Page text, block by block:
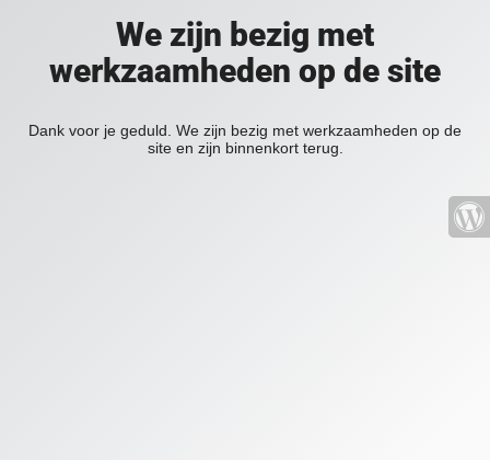
We zijn bezig met
werkzaamheden op de site
Dank voor je geduld. We zijn bezig met werkzaamheden op de
site en zijn binnenkort terug.